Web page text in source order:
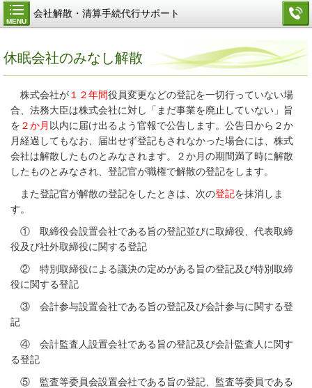
MENU
会社解散・清算手続代行サポート
休眠会社のみなし解散
株式会社が１２年間役員変更などの登記を一切行っていない場
合、法務大臣は株式会社に対し「まだ事業を廃止していない」旨
を ２か月 以内に届け出るよう官報で公告します。公告日から２か
月経過してもなお、届出せず登記もされなかった場合には、株式
会社は解散したものとみなされます。２か月の期間満了時に解散
したものとみなされ、登記官が職権で解散の登記をします。
また登記官が解散の登記をしたときは、次の登記を抹消しま
す。
① 取締役会設置会社である旨の登記並びに取締役、代表取締
役及び社外取締役に関する登記
② 特別取締役による議決の定めがある旨の登記及び特別取締
役に関する登記
③ 会計参与設置会社である旨の登記及び会計参与に関する登
記
④ 会計監査人設置会社である旨の登記及び会計監査人に関す
る登記
⑤ 監査等委員会設置会社である旨の登記、監査等委員である